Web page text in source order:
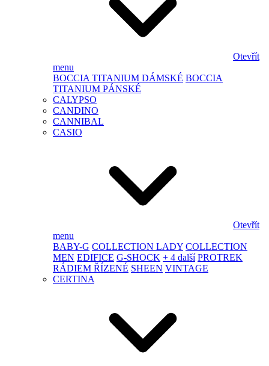
Otevřít
menu
BOCCIA TITANIUM DÁMSKÉ BOCCIA
TITANIUM PÁNSKÉ
CALYPSO
CANDINO
CANNIBAL
CASIO
Otevřít
menu
BABY-G COLLECTION LADY COLLECTION
MEN EDIFICE G-SHOCK + 4 další PROTREK
RÁDIEM ŘÍZENÉ SHEEN VINTAGE
CERTINA